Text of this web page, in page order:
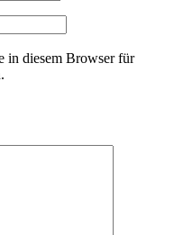
in diesem Browser für